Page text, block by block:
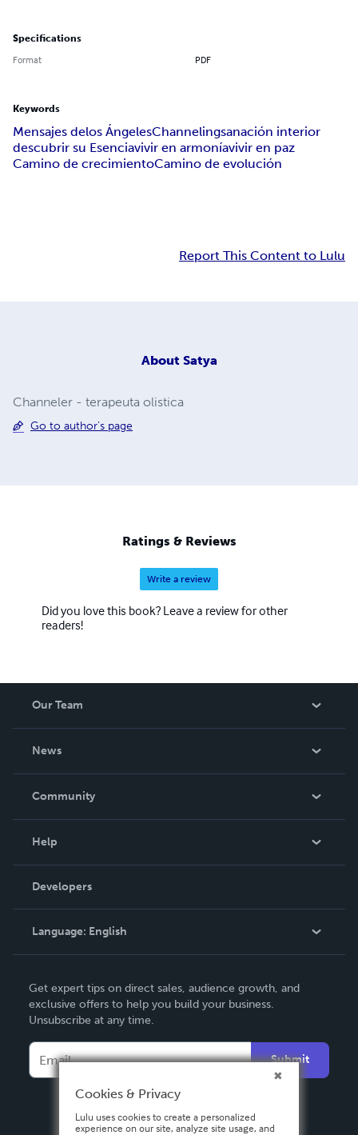
Specifications
Format PDF
Keywords
Mensajes delos ÁngelesChannelingsanación interior
descubrir su Esenciavivir en armoníavivir en paz
Camino de crecimientoCamino de evolución
Report This Content to Lulu
About Satya
Channeler - terapeuta olistica
Go to author's page
Ratings & Reviews
Write a review
Did you love this book? Leave a review for other
readers!
Our Team
News
In The News
Community
Podcast
Help
Order Lookup
Knowledge Base
Contact Support
Developers
Language: English
Deutsch
Français
Español
Get expert tips on direct sales, audience growth, and
exclusive offers to help you build your business.
Unsubscribe at any time.
Submit
Cookies & Privacy
Lulu uses cookies to create a personalized
experience on our site, analyze site usage, and